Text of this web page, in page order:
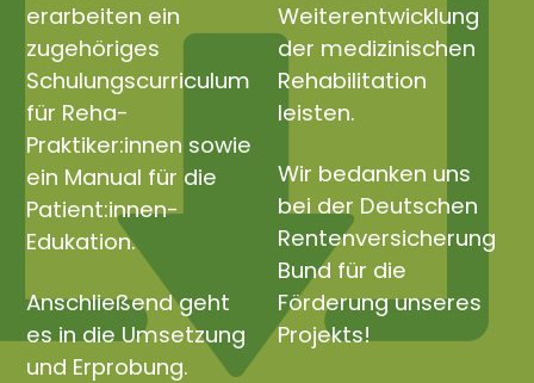
erarbeiten ein
zugehöriges
Schulungscurriculum
für Reha-
Praktiker:innen sowie
ein Manual für die
Patient:innen-
Edukation.
Anschließend geht
es in die Umsetzung
und Erprobung.
Weiterentwicklung
der medizinischen
Rehabilitation
leisten.
Wir bedanken uns
bei der Deutschen
Rentenversicherung
Bund für die
Förderung unseres
Projekts!